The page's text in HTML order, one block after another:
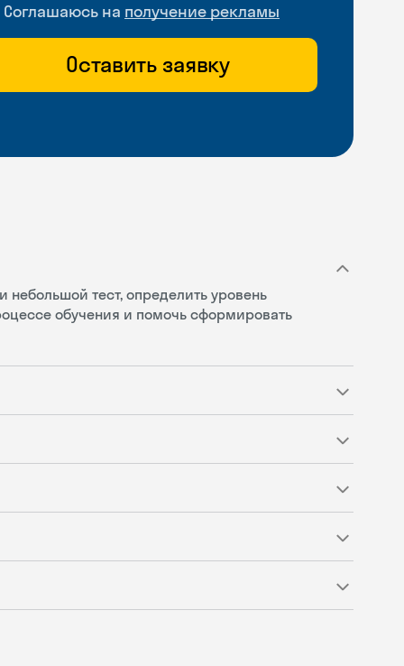
Соглашаюсь на получение рекламы
Оставить заявку
тест, определить уровень
обучения и помочь сформировать